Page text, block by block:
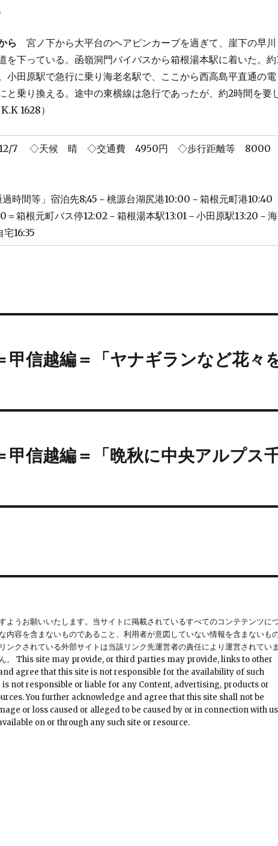
ったという。
ら 宮ノ下から大平台のヘアピンカーブを過ぎて、崖下の早川
を下っている。函嶺洞門バイパスから箱根湯本駅に着いた。約
小田原駅で急行に乗り海老名駅で、ここから西高島平直通の電
と乗り換える。途中の東横線は急行であったが、約2時間を要
1628）
7 ◇天候 晴 ◇交通費 4950円 ◇歩行距離等 8000
」宿泊先8;45－桃源台湖尻港10:00－箱根元町港10:40
＝箱根元町バス停12:02－箱根湯本駅13:01－小田原駅13:20－海
宅16:35
甲信越編＝「ヤナギランなど花々
甲信越編＝「晩秋に中央アルプス
ようお願いいたします。当サイトに掲載されているすべてのコンテテンツに
内容を含まないものであること、利用者が意図していない情報を含まないも
クされている外部サイトは当該リンク先運営者の責任により運営されてい
ん。 This site may provide, or third parties may provide, links to other
agree that this site is not responsible for the availability of such
not responsible or liable for any Content, advertising, products or
You further acknowledge and agree that this site shall not be
or loss caused or alleged to be caused by or in connection with
on or through any such site or resource.